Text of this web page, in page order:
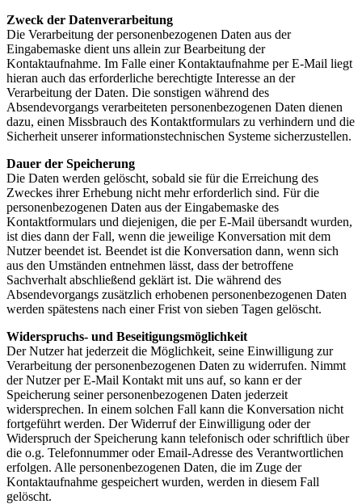
Zweck der Datenverarbeitung
Die Verarbeitung der personenbezogenen Daten aus der
Eingabemaske dient uns allein zur Bearbeitung der
Kontaktaufnahme. Im Falle einer Kontaktaufnahme per E-Mail liegt
hieran auch das erforderliche berechtigte Interesse an der
Verarbeitung der Daten. Die sonstigen während des
Absendevorgangs verarbeiteten personenbezogenen Daten dienen
dazu, einen Missbrauch des Kontaktformulars zu verhindern und die
Sicherheit unserer informationstechnischen Systeme sicherzustellen.
Dauer der Speicherung
Die Daten werden gelöscht, sobald sie für die Erreichung des
Zweckes ihrer Erhebung nicht mehr erforderlich sind. Für die
personenbezogenen Daten aus der Eingabemaske des
Kontaktformulars und diejenigen, die per E-Mail übersandt wurden,
ist dies dann der Fall, wenn die jeweilige Konversation mit dem
Nutzer beendet ist. Beendet ist die Konversation dann, wenn sich
aus den Umständen entnehmen lässt, dass der betroffene
Sachverhalt abschließend geklärt ist. Die während des
Absendevorgangs zusätzlich erhobenen personenbezogenen Daten
werden spätestens nach einer Frist von sieben Tagen gelöscht.
Widerspruchs- und Beseitigungsmöglichkeit
Der Nutzer hat jederzeit die Möglichkeit, seine Einwilligung zur
Verarbeitung der personenbezogenen Daten zu widerrufen. Nimmt
der Nutzer per E-Mail Kontakt mit uns auf, so kann er der
Speicherung seiner personenbezogenen Daten jederzeit
widersprechen. In einem solchen Fall kann die Konversation nicht
fortgeführt werden. Der Widerruf der Einwilligung oder der
Widerspruch der Speicherung kann telefonisch oder schriftlich über
die o.g. Telefonnummer oder Email-Adresse des Verantwortlichen
erfolgen. Alle personenbezogenen Daten, die im Zuge der
Kontaktaufnahme gespeichert wurden, werden in diesem Fall
gelöscht.